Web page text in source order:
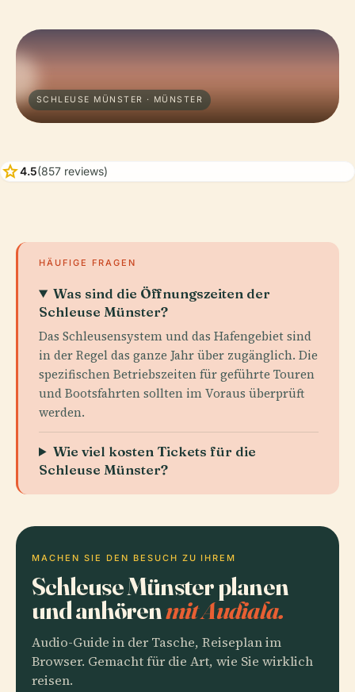
SCHLEUSE MÜNSTER · MÜNSTER
star4.5(857 reviews)
HÄUFIGE FRAGEN
Was sind die Öffnungszeiten der
Schleuse Münster?
Das Schleusensystem und das Hafengebiet sind
in der Regel das ganze Jahr über zugänglich. Die
spezifischen Betriebszeiten für geführte Touren
und Bootsfahrten sollten im Voraus überprüft
werden.
Wie viel kosten Tickets für die
Schleuse Münster?
MACHEN SIE DEN BESUCH ZU IHREM
Schleuse Münster planen
und anhörenmit Audiala.
Audio-Guide in der Tasche, Reiseplan im
Browser. Gemacht für die Art, wie Sie wirklich
reisen.